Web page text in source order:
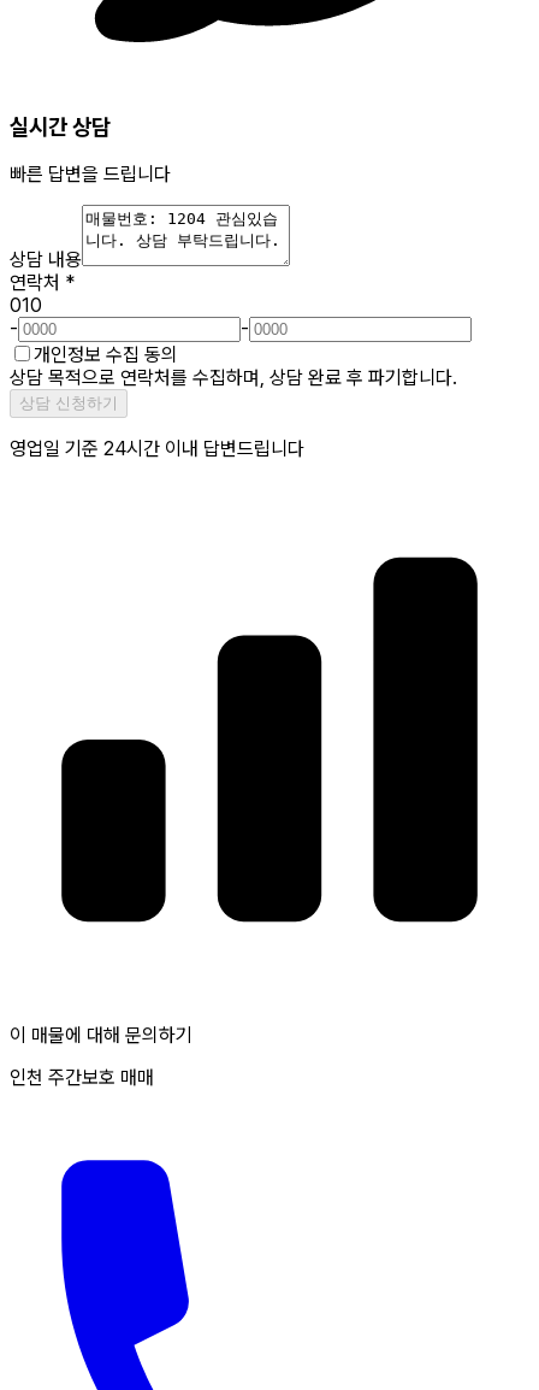
실시간 상담
빠른 답변을 드립니다
상담 내용
연락처 *
010
-
-
개인정보 수집 동의
상담 목적으로 연락처를 수집하며, 상담 완료 후 파기합니다.
상담 신청하기
영업일 기준 24시간 이내 답변드립니다
이 매물에 대해 문의하기
인천 주간보호 매매